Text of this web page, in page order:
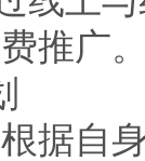
推广
自身